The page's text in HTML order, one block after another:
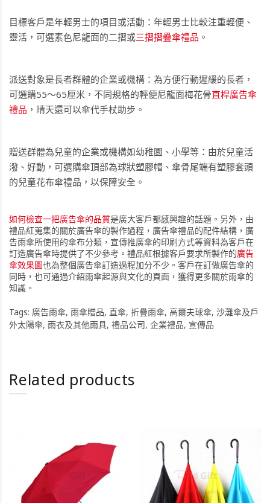
目標客戶是年輕男士的項目或活動：年輕男士比較注重輕便、
靈活，可選素色尼龍面的二摺或三摺摺疊傘禮品 。
派送對象是長者群體的企業或機構：為方便行動遲緩的長者，
可選購55～65厘米，不同規格的輕便尼龍面梅花骨直桿廣告傘
禮品 ，晴天還可以傘代手杖助步。
贈送群體為兒童的企業或機構如幼稚園、小學等：由於兒童活
潑、好動，可選購傘頂部為球狀塑膠帽、傘骨尾端有塑膠套頭
的兒童花布傘禮品，以保障安全。
如何檢查一把廣告傘的品質是廣大客戶都感興趣的話題。另外，由
禮品紅蒐集的關於廣告傘的製作過程，廣告傘禮品的配件結構，廣
告雨傘所使用的傘布分類，宣傳推廣傘的印刷方式等資料為客戶在
訂造廣告傘時提供了不少參考。禮品紅根據客戶要求所製作的廣告
傘效果圖也為整個廣告傘訂造過程加分不少。客戶在訂做廣告傘的
同時，也可通過介紹雨傘起源與文化的頁面，獲得更多關於雨傘的
知識。
Tags: 廣告雨傘, 雨傘贈品, 直傘, 折疊雨傘, 高爾夫球傘, 沙灘傘及戶
外太陽傘, 雨衣及其他雨具, 禮品公司, 企業禮品, 宣傳品
Related products